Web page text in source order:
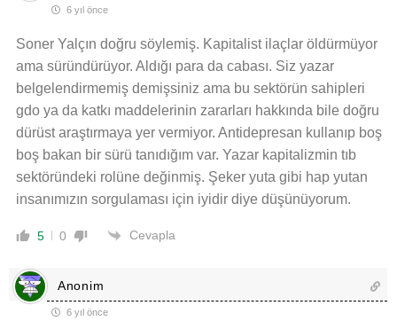
6 yıl önce
Soner Yalçın doğru söylemiş. Kapitalist ilaçlar öldürmüyor
ama süründürüyor. Aldığı para da cabası. Siz yazar
belgelendirmemiş demişsiniz ama bu sektörün sahipleri
gdo ya da katkı maddelerinin zararları hakkında bile doğru
dürüst araştırmaya yer vermiyor. Antidepresan kullanıp boş
boş bakan bir sürü tanıdığım var. Yazar kapitalizmin tıb
sektöründeki rolüne değinmiş. Şeker yuta gibi hap yutan
insanımızın sorgulaması için iyidir diye düşünüyorum.
5 0 Cevapla
Anonim
6 yıl önce